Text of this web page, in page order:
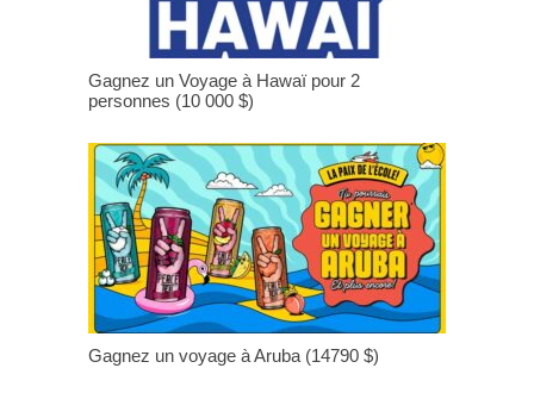
Gagnez un Voyage à Hawaï pour 2
personnes (10 000 $)
Gagnez un voyage à Aruba (14790 $)